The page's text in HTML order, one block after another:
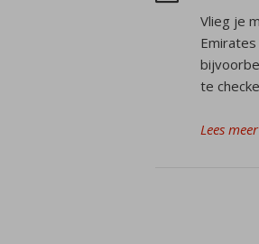
Vlieg je
te
Lees meer